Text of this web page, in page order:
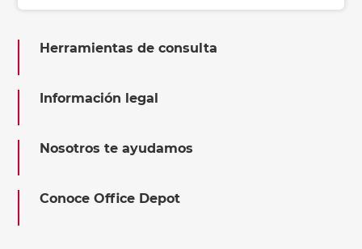
Herramientas de consulta
Información legal
Nosotros te ayudamos
Conoce Office Depot